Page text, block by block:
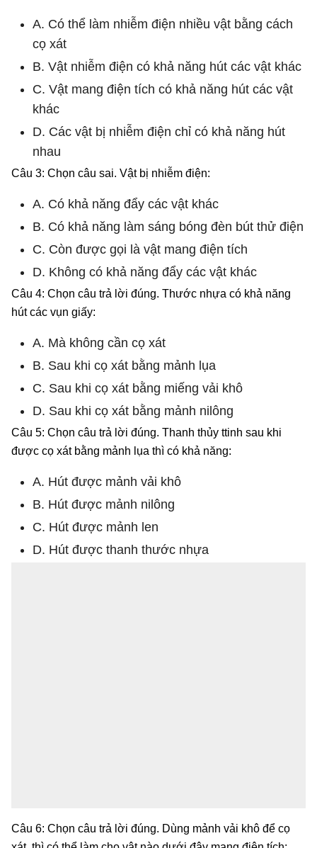
A. Có thể làm nhiễm điện nhiều vật bằng cách
cọ xát
B. Vật nhiễm điện có khả năng hút các vật khác
C. Vật mang điện tích có khả năng hút các vật
khác
D. Các vật bị nhiễm điện chỉ có khả năng hút
nhau
Câu 3: Chọn câu sai. Vật bị nhiễm điện:
A. Có khả năng đẩy các vật khác
B. Có khả năng làm sáng bóng đèn bút thử điện
C. Còn được gọi là vật mang điện tích
D. Không có khả năng đẩy các vật khác
Câu 4: Chọn câu trả lời đúng. Thước nhựa có khả năng
hút các vụn giấy:
A. Mà không cần cọ xát
B. Sau khi cọ xát bằng mảnh lụa
C. Sau khi cọ xát bằng miếng vải khô
D. Sau khi cọ xát bằng mảnh nilông
Câu 5: Chọn câu trả lời đúng. Thanh thủy ttinh sau khi
được cọ xát bằng mảnh lụa thì có khả năng:
A. Hút được mảnh vải khô
B. Hút được mảnh nilông
C. Hút được mảnh len
D. Hút được thanh thước nhựa
Câu 6: Chọn câu trả lời đúng. Dùng mảnh vải khô để cọ